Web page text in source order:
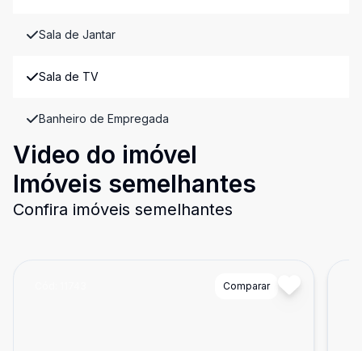
Sala de Jantar
Sala de TV
Banheiro de Empregada
Video do imóvel
Imóveis semelhantes
Confira imóveis semelhantes
Comparar